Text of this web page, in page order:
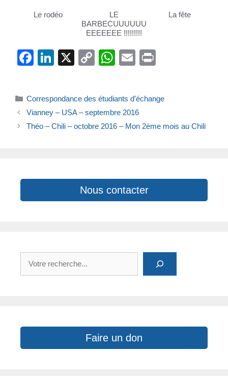
Le rodéo
LE
BARBECUUUUUU
EEEEEEE !!!!!!!!!
La fête
F
e
b
Li
e
dI
X
C
y
Li
W
s
A
E
Catégories
Correspondance des étudiants d'échange
Vianney – USA – septembre 2016
Théo – Chili – octobre 2016 – Mon 2ème mois au Chili
Nous contacter
Faire un don